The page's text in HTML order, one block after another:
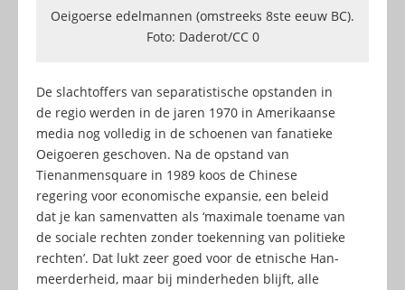
Oeigoerse edelmannen (omstreeks 8ste eeuw BC).
Foto: Daderot/CC 0
De slachtoffers van separatistische opstanden in
de regio werden in de jaren 1970 in Amerikaanse
media nog volledig in de schoenen van fanatieke
Oeigoeren geschoven. Na de opstand van
Tienanmensquare in 1989 koos de Chinese
regering voor economische expansie, een beleid
dat je kan samenvatten als ‘maximale toename van
de sociale rechten zonder toekenning van politieke
rechten’. Dat lukt zeer goed voor de etnische Han-
meerderheid, maar bij minderheden blijft, alle